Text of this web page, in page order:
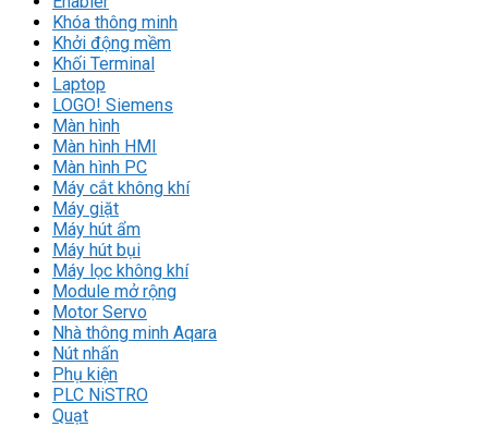
Khóa thông minh
Khởi động mềm
Khối Terminal
Laptop
LOGO! Siemens
Màn hình
Màn hình HMI
Màn hình PC
Máy cắt không khí
Máy giặt
Máy hút ẩm
Máy hút bụi
Máy lọc không khí
Module mở rộng
Motor Servo
Nhà thông minh Aqara
Nút nhấn
Phụ kiện
PLC NiSTRO
Quạt